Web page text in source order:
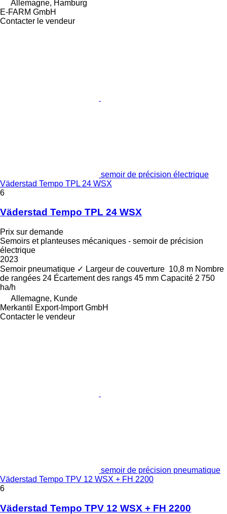
Allemagne, Hamburg
E-FARM GmbH
Contacter le vendeur
semoir de précision électrique
Väderstad Tempo TPL 24 WSX
6
Väderstad Tempo TPL 24 WSX
Prix sur demande
Semoirs et planteuses mécaniques - semoir de précision
électrique
2023
Semoir pneumatique ✓ Largeur de couverture 10,8 m Nombre
de rangées 24 Écartement des rangs 45 mm Capacité 2 750
ha/h
Allemagne, Kunde
Merkantil Export-Import GmbH
Contacter le vendeur
semoir de précision pneumatique
Väderstad Tempo TPV 12 WSX + FH 2200
6
Väderstad Tempo TPV 12 WSX + FH 2200